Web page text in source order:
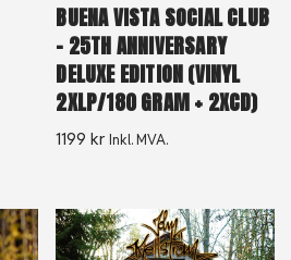
BUENA VISTA SOCIAL CLUB
– 25TH ANNIVERSARY
DELUXE EDITION (VINYL
2XLP/180 GRAM + 2XCD)
1199kr Inkl. MVA.